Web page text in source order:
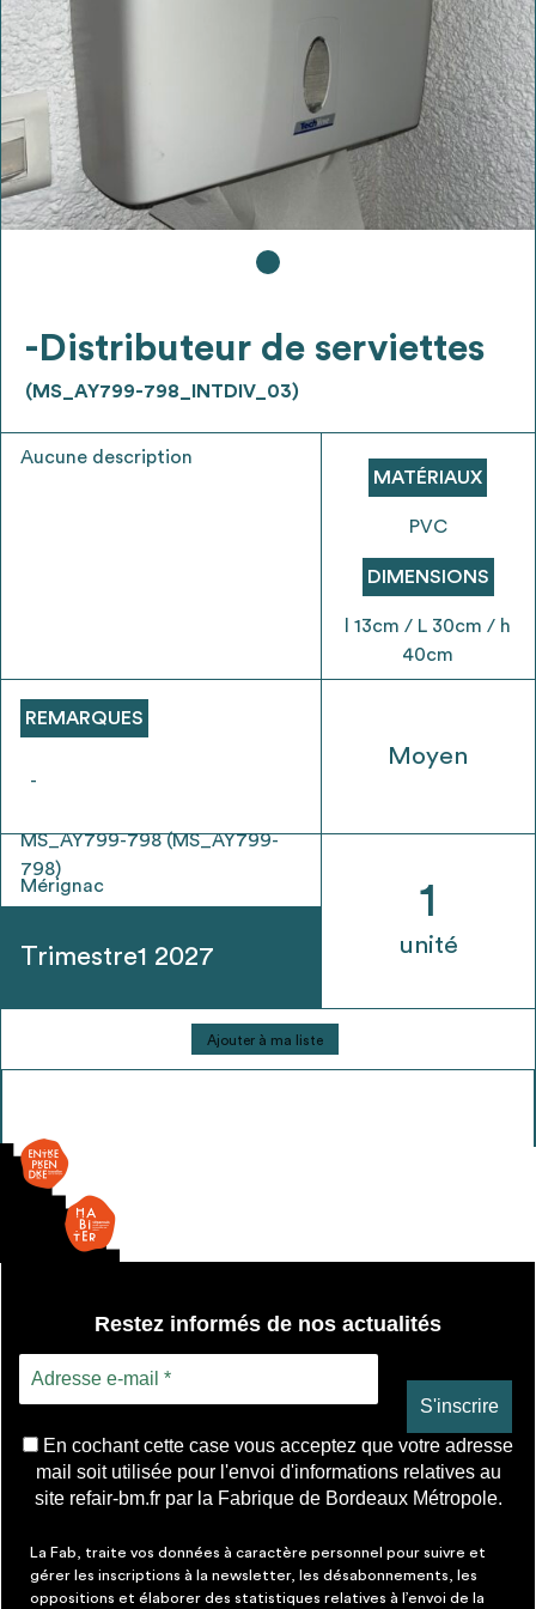
Ajouter les matériaux intéressants à "ma
Transmettre sa liste de manifestation
d'intérêt pour les matériaux
sélectionnés
Exporter sa liste et ses fiches produits
Être recontacté afin d’obtenir plus de
stratégies de récupérations
* Attention, l’ajout des matériaux à sa liste et son envoi ne
voirFAQ
-Distributeur de serviettes
(MS_AY799-798_INTDIV_03)
Aucune description
REMARQUES
-
MS_AY799-798 (MS_AY799-
798)
Mérignac
Trimestre1 2027
MATÉRIAUX
PVC
DIMENSIONS
l 13cm / L 30cm / h
40cm
Moyen
1
unité
quantité
de
Ajouter à ma liste
Restez informés de nos actualités
En cochant cette case vous acceptez que votre adresse
mail soit utilisée pour l'envoi d'informations relatives au
site refair-bm.fr par la Fabrique de Bordeaux Métropole.
La Fab, traite vos données à caractère personnel pour suivre et
gérer les inscriptions à la newsletter, les désabonnements, les
oppositions et élaborer des statistiques relatives à l’envoi de la